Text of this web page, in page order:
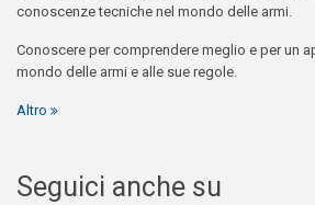
conoscenze tecniche nel mondo delle armi.
Conoscere per comprendere meglio e per un
mondo delle armi e alle sue regole.
Altro
Seguici anche su